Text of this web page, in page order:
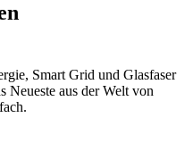
Smart Grid und Glasfaser
Neueste aus der Welt von